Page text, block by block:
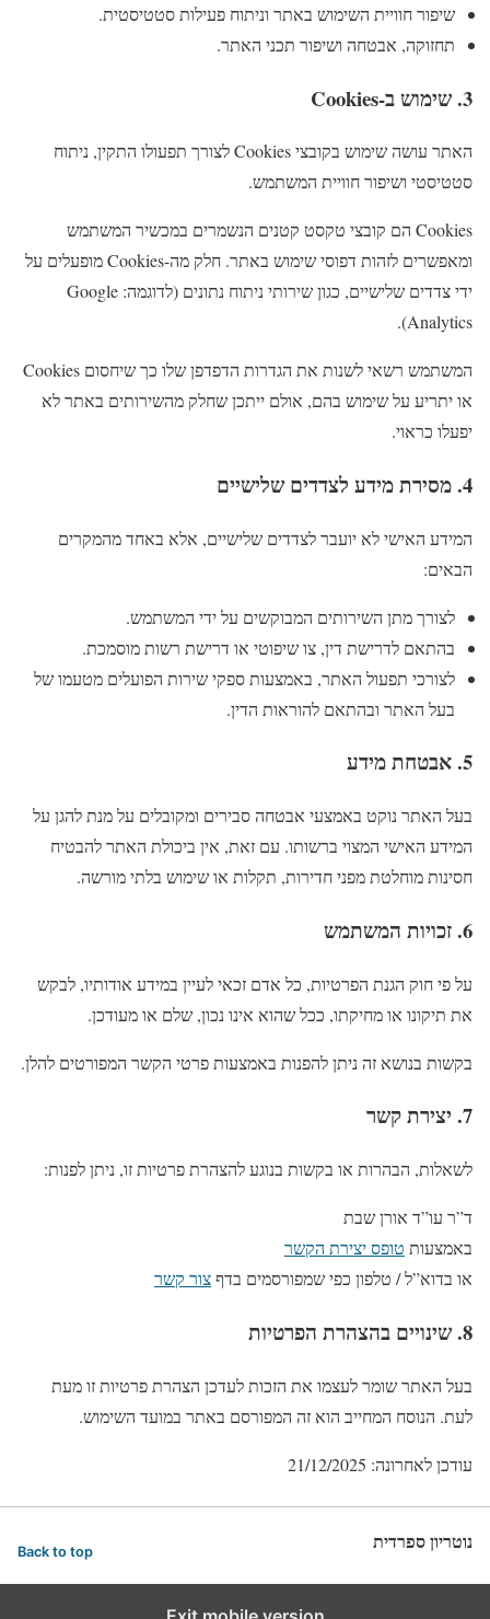
שיפור חוויית השימוש באתר וניתוח פעילות סטטיסטית.
תחזוקה, אבטחה ושיפור תכני האתר.
3. שימוש ב-Cookies
האתר עושה שימוש בקובצי Cookies לצורך תפעולו התקין, ניתוח
סטטיסטי ושיפור חוויית המשתמש.
Cookies הם קובצי טקסט קטנים הנשמרים במכשיר המשתמש
ומאפשרים לזהות דפוסי שימוש באתר. חלק מה-Cookies מופעלים על
ידי צדדים שלישיים, כגון שירותי ניתוח נתונים (לדוגמה: Google
Analytics).
המשתמש רשאי לשנות את הגדרות הדפדפן שלו כך שיחסום Cookies
או יתריע על שימוש בהם, אולם ייתכן שחלק מהשירותים באתר לא
יפעלו כראוי.
4. מסירת מידע לצדדים שלישיים
המידע האישי לא יועבר לצדדים שלישיים, אלא באחד מהמקרים
הבאים:
לצורך מתן השירותים המבוקשים על ידי המשתמש.
בהתאם לדרישת דין, צו שיפוטי או דרישת רשות מוסמכת.
לצורכי תפעול האתר, באמצעות ספקי שירות הפועלים מטעמו של
בעל האתר ובהתאם להוראות הדין.
5. אבטחת מידע
בעל האתר נוקט באמצעי אבטחה סבירים ומקובלים על מנת להגן על
המידע האישי המצוי ברשותו. עם זאת, אין ביכולת האתר להבטיח
חסינות מוחלטת מפני חדירות, תקלות או שימוש בלתי מורשה.
6. זכויות המשתמש
על פי חוק הגנת הפרטיות, כל אדם זכאי לעיין במידע אודותיו, לבקש
את תיקונו או מחיקתו, ככל שהוא אינו נכון, שלם או מעודכן.
בקשות בנושא זה ניתן להפנות באמצעות פרטי הקשר המפורטים להלן.
7. יצירת קשר
לשאלות, הבהרות או בקשות בנוגע להצהרת פרטיות זו, ניתן לפנות:
ד”ר עו”ד אורן שבת
באמצעות טופס יצירת הקשר
או בדוא”ל / טלפון כפי שמפורסמים בדףצור קשר
8. שינויים בהצהרת הפרטיות
בעל האתר שומר לעצמו את הזכות לעדכן הצהרת פרטיות זו מעת
לעת. הנוסח המחייב הוא זה המפורסם באתר במועד השימוש.
עודכן לאחרונה: 21/12/2025
נוטריון ספרדית Back to top